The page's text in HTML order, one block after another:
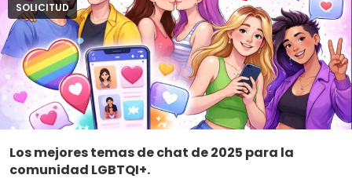
SOLICITUD
Los mejores temas de chat de 2025 para la
comunidad LGBTQI+.